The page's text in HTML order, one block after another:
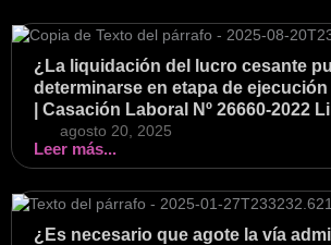
¿La liquidación del lucro cesante
determinarse en etapa de
| Casación Laboral Nº 26660-2022
agosto 20, 2025
Leer más...
¿Es necesario que agote la vía